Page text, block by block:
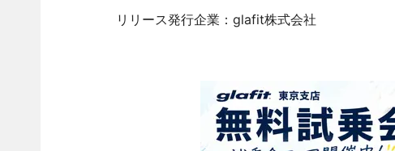
リリース発行企業：glafit株式会社